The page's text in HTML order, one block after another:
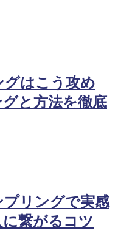
はこう攻め
と方法を徹底
リングで実感
繋がるコツ